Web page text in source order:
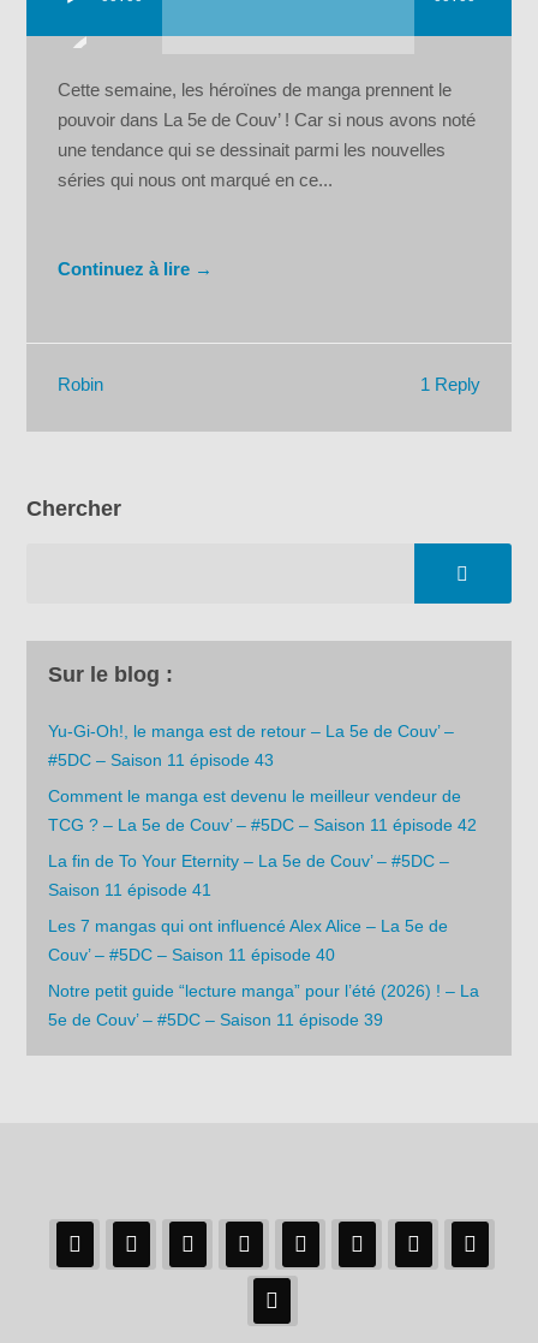
Cette semaine, les héroïnes de manga prennent le
pouvoir dans La 5e de Couv’ ! Car si nous avons noté
une tendance qui se dessinait parmi les nouvelles
séries qui nous ont marqué en ce...
Continuez à lire →
1 Reply
Robin
Chercher
Sur le blog :
Yu-Gi-Oh!, le manga est de retour – La 5e de Couv’ –
#5DC – Saison 11 épisode 43
Comment le manga est devenu le meilleur vendeur de
TCG ? – La 5e de Couv’ – #5DC – Saison 11 épisode 42
La fin de To Your Eternity – La 5e de Couv’ – #5DC –
Saison 11 épisode 41
Les 7 mangas qui ont influencé Alex Alice – La 5e de
Couv’ – #5DC – Saison 11 épisode 40
Notre petit guide “lecture manga” pour l’été (2026) ! – La
5e de Couv’ – #5DC – Saison 11 épisode 39